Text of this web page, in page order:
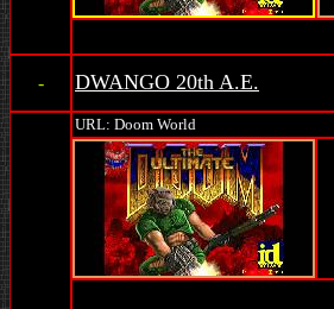
- DWANGO 20th A.E.
URL: Doom World